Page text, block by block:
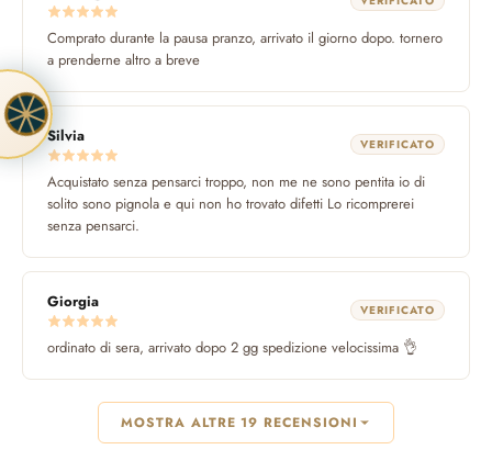
Funzionali
Memorizzano le tue preferenze (lingua, valuta, scelta di
Statistiche e UX
Google Analytics 4 e Microsoft Clarity. Ci aiutano a capire in
Marketing
Comprato durante la pausa pranzo, arrivato il giorno dopo. tornero
a prenderne altro a breve
Silvia VERIFICATO
Acquistato senza pensarci troppo, non me ne sono pentita io di
solito sono pignola e qui non ho trovato difetti Lo ricomprerei
senza pensarci.
Giorgia VERIFICATO
ordinato di sera, arrivato dopo 2 gg spedizione velocissima 👌
MOSTRA ALTRE 19 RECENSIONI